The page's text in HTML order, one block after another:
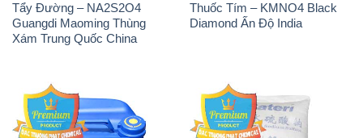
Tẩy Đường – NA2S2O4
Guangdi Maoming Thùng
Xám Trung Quốc China
Thuốc Tím – KMNO4 Black
Diamond Ấn Độ India